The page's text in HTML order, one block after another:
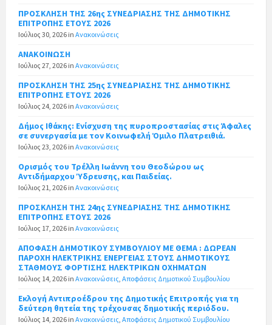
ΠΡΟΣΚΛΗΣΗ ΤΗΣ 26ης ΣΥΝΕΔΡΙΑΣΗΣ ΤΗΣ ΔΗΜΟΤΙΚΗΣ
ΕΠΙΤΡΟΠΗΣ ΕΤΟΥΣ 2026
Ιούλιος 30, 2026 in Ανακοινώσεις
ΑΝΑΚΟΙΝΩΣΗ
Ιούλιος 27, 2026 in Ανακοινώσεις
ΠΡΟΣΚΛΗΣΗ ΤΗΣ 25ης ΣΥΝΕΔΡΙΑΣΗΣ ΤΗΣ ΔΗΜΟΤΙΚΗΣ
ΕΠΙΤΡΟΠΗΣ ΕΤΟΥΣ 2026
Ιούλιος 24, 2026 in Ανακοινώσεις
Δήμος Ιθάκης: Ενίσχυση της πυροπροστασίας στις Άφαλες
σε συνεργασία με τον Κοινωφελή Όμιλο Πλατρειθιά.
Ιούλιος 23, 2026 in Ανακοινώσεις
Ορισμός του Τρέλλη Ιωάννη του Θεοδώρου ως
Αντιδήμαρχου Ύδρευσης, και Παιδείας.
Ιούλιος 21, 2026 in Ανακοινώσεις
ΠΡΟΣΚΛΗΣΗ ΤΗΣ 24ης ΣΥΝΕΔΡΙΑΣΗΣ ΤΗΣ ΔΗΜΟΤΙΚΗΣ
ΕΠΙΤΡΟΠΗΣ ΕΤΟΥΣ 2026
Ιούλιος 17, 2026 in Ανακοινώσεις
ΑΠΟΦΑΣΗ ΔΗΜΟΤΙΚΟΥ ΣΥΜΒΟΥΛΙΟΥ ΜΕ ΘΕΜΑ : ΔΩΡΕΑΝ
ΠΑΡΟΧΗ ΗΛΕΚΤΡΙΚΗΣ ΕΝΕΡΓΕΙΑΣ ΣΤΟΥΣ ΔΗΜΟΤΙΚΟΥΣ
ΣΤΑΘΜΟΥΣ ΦΟΡΤΙΣΗΣ ΗΛΕΚΤΡΙΚΩΝ ΟΧΗΜΑΤΩΝ
Ιούλιος 14, 2026 in Ανακοινώσεις, Αποφάσεις Δημοτικού Συμβουλίου
Εκλογή Αντιπροέδρου της Δημοτικής Επιτροπής για τη
δεύτερη θητεία της τρέχουσας δημοτικής περιόδου.
Ιούλιος 14, 2026 in Ανακοινώσεις, Αποφάσεις Δημοτικού Συμβουλίου